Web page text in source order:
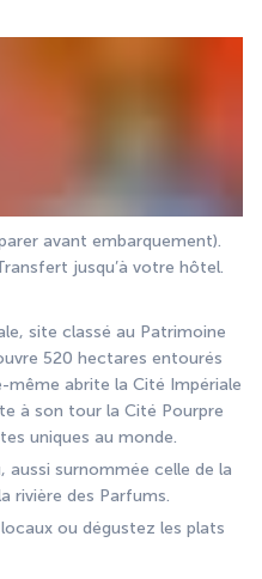
avant embarquement).
jusqu’à votre hôtel.
site classé au Patrimoine
520 hectares entourés
même abrite la Cité Impériale
à son tour la Cité Pourpre
uniques au monde.
aussi surnommée celle de la
rivière des Parfums.
ou dégustez les plats